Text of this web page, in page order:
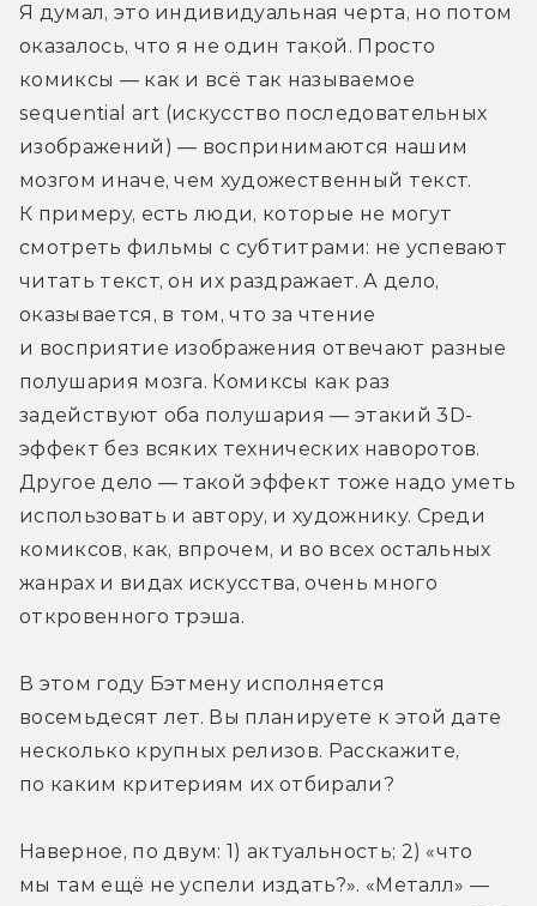
Я думал, это индивидуальная черта, но потом
оказалось, что я не один такой. Просто
комиксы — как и всё так называемое
sequential art (искусство последовательных
изображений) — воспринимаются нашим
мозгом иначе, чем художественный текст.
К примеру, есть люди, которые не могут
смотреть фильмы с субтитрами: не успевают
читать текст, он их раздражает. А дело,
оказывается, в том, что за чтение
и восприятие изображения отвечают разные
полушария мозга. Комиксы как раз
задействуют оба полушария — этакий 3D-
эффект без всяких технических наворотов.
Другое дело — такой эффект тоже надо уметь
использовать и автору, и художнику. Среди
комиксов, как, впрочем, и во всех остальных
жанрах и видах искусства, очень много
откровенного трэша.
В этом году Бэтмену исполняется
восемьдесят лет. Вы планируете к этой дате
несколько крупных релизов. Расскажите,
по каким критериям их отбирали?
Наверное, по двум: 1) актуальность; 2) «что
мы там ещё не успели издать?». «Металл» —